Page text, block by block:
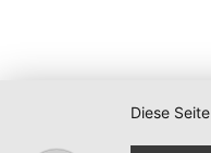
Diese